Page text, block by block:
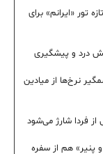
تور «ایرانم» برای
درد و پیشگیری
نرخ‌ها از میادین
از فردا شارژ می‌شود
پنیر» هم از سفره